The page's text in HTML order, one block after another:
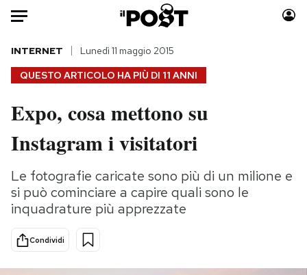
Auto
HOME
Italia
Politica
Tecnologia
Internet
Scienza
Cultura
Economia
Moda
Consumismi
Storie/Idee
Ok Boomer!
Media
QUESTO ARTICOLO HA PIÙ DI 11 ANNI
INTERNET Lunedì 11 maggio 2015
Expo, cosa mettono su
Instagram i visitatori
Le fotografie caricate sono più di un milione e
si può cominciare a capire quali sono le
inquadrature più apprezzate
Condividi